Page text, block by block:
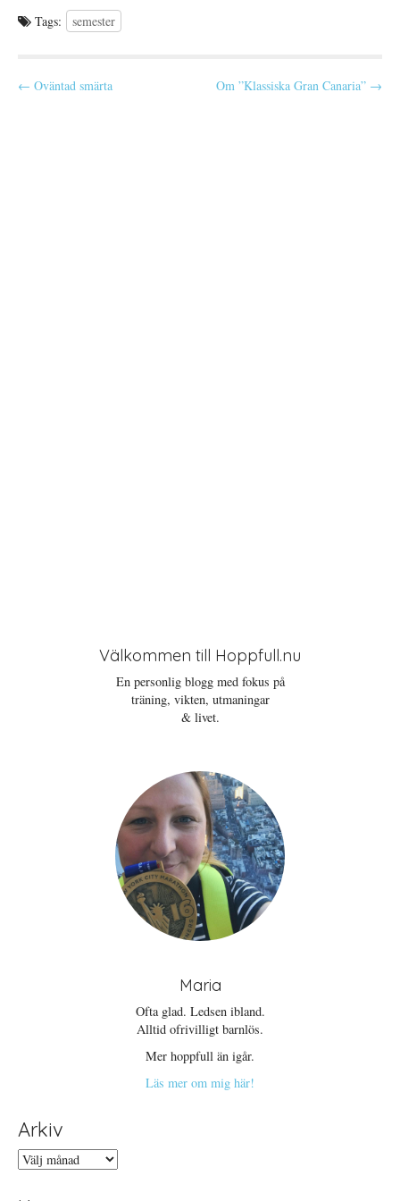
lite eftersom jag inte riktigt
är…Tags: semester
P
← Oväntad smärta Om ”Klassiska Gran Canaria” →
Välkommen till Hoppfull.nu
En personlig blogg med fokus på
träning, vikten, utmaningar
& livet.
Maria
Ofta glad. Ledsen ibland.
Alltid ofrivilligt barnlös.
Mer hoppfull än igår.
Läs mer om mig här!
Arkiv
Arkiv